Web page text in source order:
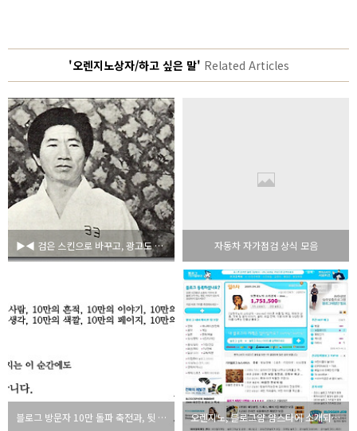
'오렌지노상자/하고 싶은 말' Related Articles
▶◀ 검은 스킨으로 바꾸고, 광고도 모두 떼었습니다. 자동차 자가점검 상식 모음
블로그 방문자 10만 돌파 축전과, 뒷 이야기(웹인사이드) 오렌지노, 블로그얌 얌스타에 소개되다.